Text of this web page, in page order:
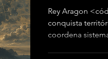
Rey Aragon
conquista
coordena